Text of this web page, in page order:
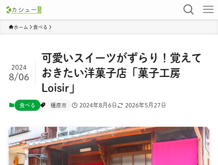
ホーム 食べる
可愛いスイーツがずらり！覚えて
おきたい洋菓子店「菓子工房
Loisir」
2024
8/06
食べる 橿原市 2024年8月6日 2026年5月27日